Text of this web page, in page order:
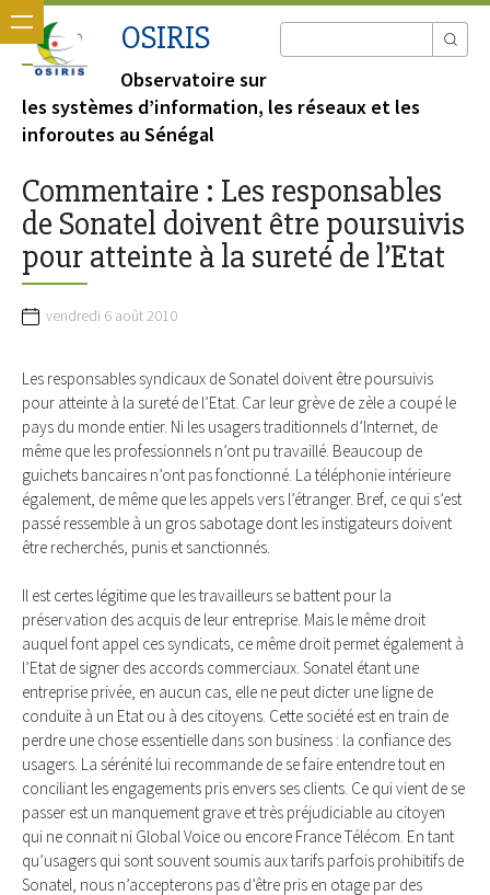
OSIRIS
Observatoire sur
les systèmes d’information, les réseaux et les
inforoutes au Sénégal
Commentaire : Les responsables
de Sonatel doivent être poursuivis
pour atteinte à la sureté de l’Etat
vendredi 6 août 2010
Les responsables syndicaux de Sonatel doivent être poursuivis
pour atteinte à la sureté de l’Etat. Car leur grève de zèle a coupé le
pays du monde entier. Ni les usagers traditionnels d’Internet, de
même que les professionnels n’ont pu travaillé. Beaucoup de
guichets bancaires n’ont pas fonctionné. La téléphonie intérieure
également, de même que les appels vers l’étranger. Bref, ce qui s’est
passé ressemble à un gros sabotage dont les instigateurs doivent
être recherchés, punis et sanctionnés.
Il est certes légitime que les travailleurs se battent pour la
préservation des acquis de leur entreprise. Mais le même droit
auquel font appel ces syndicats, ce même droit permet également à
l’Etat de signer des accords commerciaux. Sonatel étant une
entreprise privée, en aucun cas, elle ne peut dicter une ligne de
conduite à un Etat ou à des citoyens. Cette société est en train de
perdre une chose essentielle dans son business : la confiance des
usagers. La sérénité lui recommande de se faire entendre tout en
conciliant les engagements pris envers ses clients. Ce qui vient de se
passer est un manquement grave et très préjudiciable au citoyen
qui ne connait ni Global Voice ou encore France Télécom. En tant
qu’usagers qui sont souvent soumis aux tarifs parfois prohibitifs de
Sonatel, nous n’accepterons pas d’être pris en otage par des